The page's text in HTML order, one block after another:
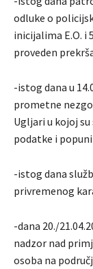
odluke o
inicijalima E.O. i
proveden
-istog dana u
prometne
Ugljari u kojoj
podatke i
-istog dana
privremenog
-dana 20./
nadzor nad
osoba na